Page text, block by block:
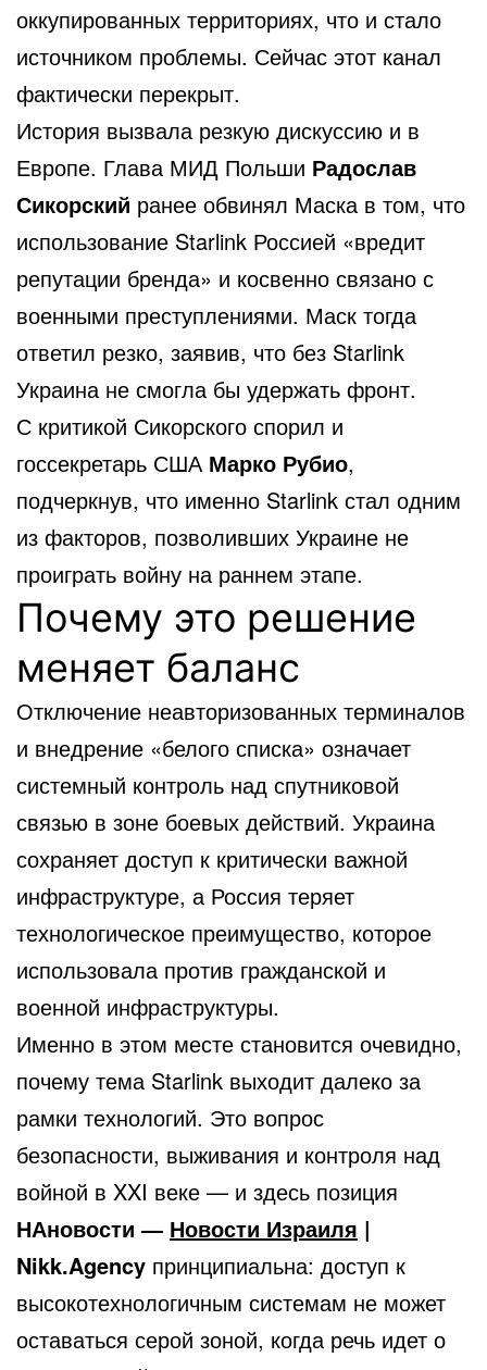
оккупированных территориях, что и стало
источником проблемы. Сейчас этот канал
фактически перекрыт.
История вызвала резкую дискуссию и в
Европе. Глава МИД Польши Радослав
Сикорский ранее обвинял Маска в том, что
использование Starlink Россией «вредит
репутации бренда» и косвенно связано с
военными преступлениями. Маск тогда
ответил резко, заявив, что без Starlink
Украина не смогла бы удержать фронт.
С критикой Сикорского спорил и
госсекретарь США Марко Рубио,
подчеркнув, что именно Starlink стал одним
из факторов, позволивших Украине не
проиграть войну на раннем этапе.
Почему это решение
меняет баланс
Отключение неавторизованных терминалов
и внедрение «белого списка» означает
системный контроль над спутниковой
связью в зоне боевых действий. Украина
сохраняет доступ к критически важной
инфраструктуре, а Россия теряет
технологическое преимущество, которое
использовала против гражданской и
военной инфраструктуры.
Именно в этом месте становится очевидно,
почему тема Starlink выходит далеко за
рамки технологий. Это вопрос
безопасности, выживания и контроля над
войной в XXI веке — и здесь позиция
НАновости — Новости Израиля |
Nikk.Agency принципиальна: доступ к
высокотехнологичным системам не может
оставаться серой зоной, когда речь идет о